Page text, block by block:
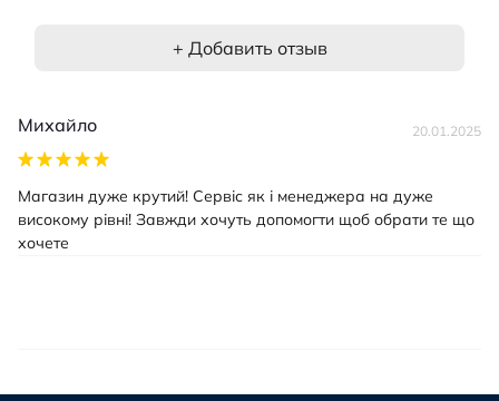
+ Добавить отзыв
Михайло 20.01.2025
Магазин дуже крутий! Сервіс як і менеджера на дуже
високому рівні! Завжди хочуть допомогти щоб обрати те що
хочете